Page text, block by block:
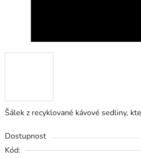
Šálek z recyklované kávové sedliny,
Dostupnost
Kód: